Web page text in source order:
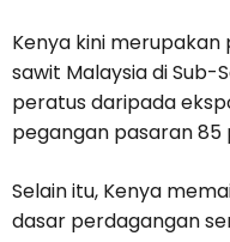
Kenya kini
sawit Malaysia di Sub-
peratus daripada
pegangan pasaran 85
Selain itu, Kenya
dasar perdagangan